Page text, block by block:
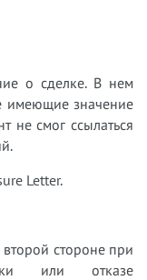
о сделке. В нем
имеющие значение
не смог ссылаться
Letter.
стороне при
или отказе